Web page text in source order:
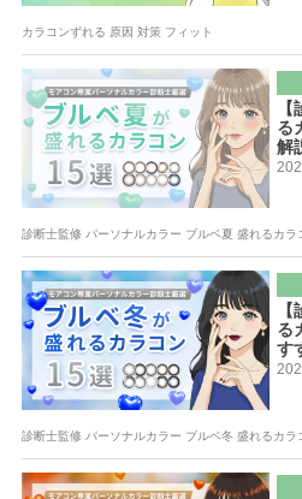
カラコンずれる 原因 対策 フィット
る
解
診断士監修 パーソナルカラー ブルベ夏 盛れるカラ
る
す
診断士監修 パーソナルカラー ブルベ冬 盛れるカラ